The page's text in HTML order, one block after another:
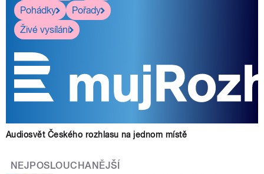
Pohádky
Pořady
Živé vysílání
Audiosvět Českého rozhlasu na jednom místě
NEJPOSLOUCHANĚJŠÍ